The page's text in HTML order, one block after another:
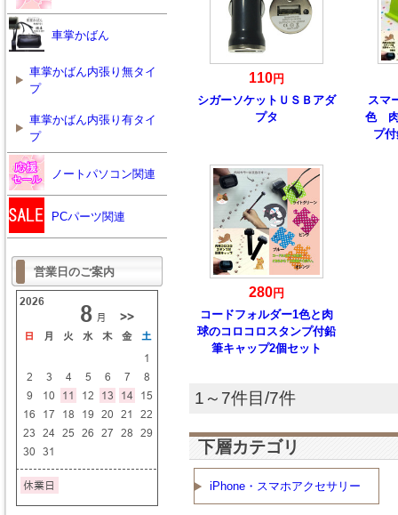
110円
シガーソケットＵＳＢアダ
プタ
スマ
色 肉
プ
280円
コードフォルダー1色と肉
球のコロコロスタンプ付鉛
筆キャップ2個セット
1～7件目/7件
下層カテゴリ
iPhone・スマホアクセサリー
車掌かばん
車掌かばん内張り無タイ
プ
車掌かばん内張り有タイ
プ
ノートパソコン関連
PCパーツ関連
営業日のご案内